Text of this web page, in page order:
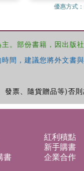
優惠方式：
部份書籍，因出版
，建議您將外文書
票、隨貨贈品等)否則
紅利積點
新手購書
書
企業合作